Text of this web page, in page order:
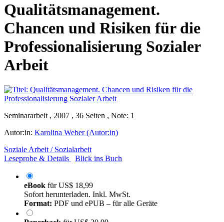
Qualitätsmanagement.
Chancen und Risiken für die
Professionalisierung Sozialer
Arbeit
Seminararbeit , 2007 , 36 Seiten , Note: 1
Autor:in: Karolina Weber (Autor:in)
Soziale Arbeit / Sozialarbeit
Leseprobe & Details
Blick ins Buch
eBook fürUS$ 18,99
Sofort herunterladen. Inkl. MwSt.
Format: PDF und ePUB – für alle Geräte